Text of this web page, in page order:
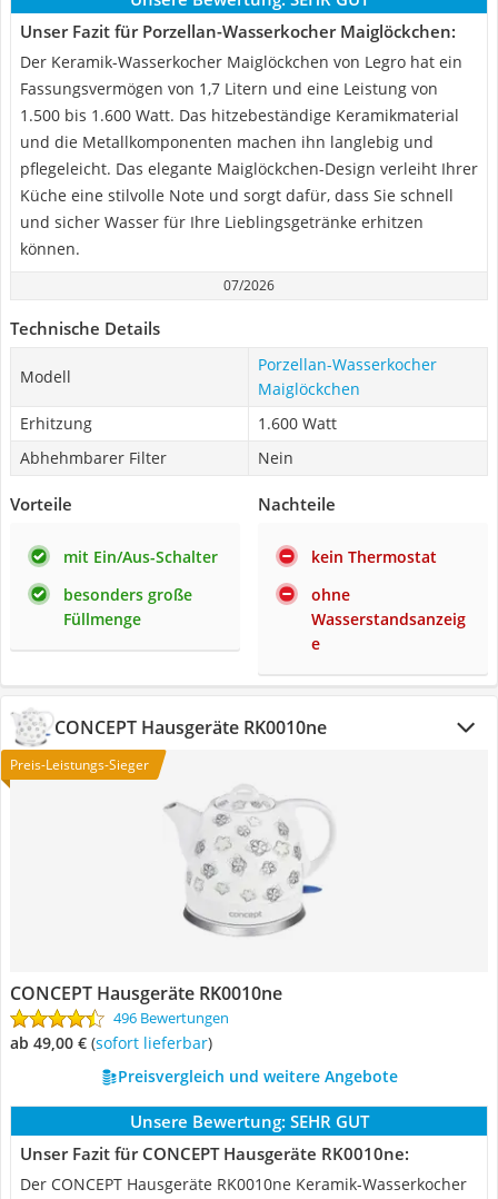
Unser Fazit für Porzellan-Wasserkocher Maiglöckchen:
Der Keramik-Wasserkocher Maiglöckchen von Legro hat ein
Fassungsvermögen von 1,7 Litern und eine Leistung von
1.500 bis 1.600 Watt. Das hitzebeständige Keramikmaterial
und die Metallkomponenten machen ihn langlebig und
pflegeleicht. Das elegante Maiglöckchen-Design verleiht Ihrer
Küche eine stilvolle Note und sorgt dafür, dass Sie schnell
und sicher Wasser für Ihre Lieblingsgetränke erhitzen
können.
07/2026
Technische Details
Modell
Porzellan-Wasserkocher
Maiglöckchen
Erhitzung
1.600 Watt
Abhehmbarer Filter
Nein
Vorteile
mit Ein/Aus-Schalter
besonders große
Füllmenge
Nachteile
kein Thermostat
ohne
Wasserstandsanzeig
e
CONCEPT Hausgeräte RK0010ne
Preis-Leistungs-Sieger
CONCEPT Hausgeräte RK0010ne
496 Bewertungen
ab 49,00 € ( Sofort lieferbar)
Preisvergleich und weitere Angebote
Unsere Bewertung: SEHR GUT
Unser Fazit für CONCEPT Hausgeräte RK0010ne:
Der CONCEPT Hausgeräte RK0010ne Keramik-Wasserkocher